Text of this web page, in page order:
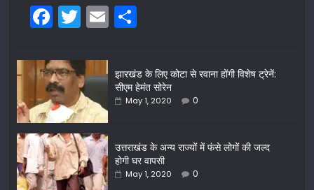
F
a
c
e
b
o
o
k
T
w
itt
er
E
m
ar
e
झारखंड के लिए कोटा से रवाना होंगी विशेष ट्रेनें:
सीएम हेमंत सोरेन
May 1, 2020 0
उत्तराखंड के अन्य राज्यों में फंसे लोगों की जल्द
होगी घर वापसी
May 1, 2020 0